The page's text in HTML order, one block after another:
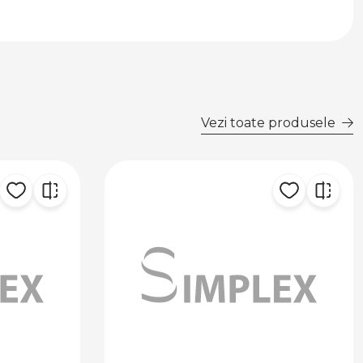
Vezi toate produsele